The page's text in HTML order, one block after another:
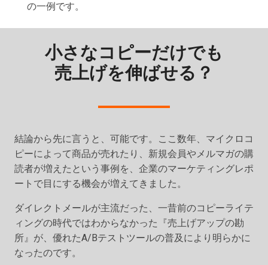
の一例です。
小さなコピーだけでも
売上げを伸ばせる？
結論から先に言うと、可能です。ここ数年、マイクロコ
ピーによって商品が売れたり、新規会員やメルマガの購
読者が増えたという事例を、企業のマーケティングレポ
ートで目にする機会が増えてきました。
ダイレクトメールが主流だった、一昔前のコピーライテ
ィングの時代ではわからなかった『売上げアップの勘
所』が、優れたA/Bテストツールの普及により明らかに
なったのです。